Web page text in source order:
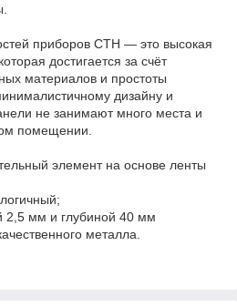
приборов СТН — это высокая
достигается за счёт
материалов и простоты
дизайну и
не занимают много места и
помещении.
элемент на основе ленты
2,5 мм и глубиной 40 мм
металла.